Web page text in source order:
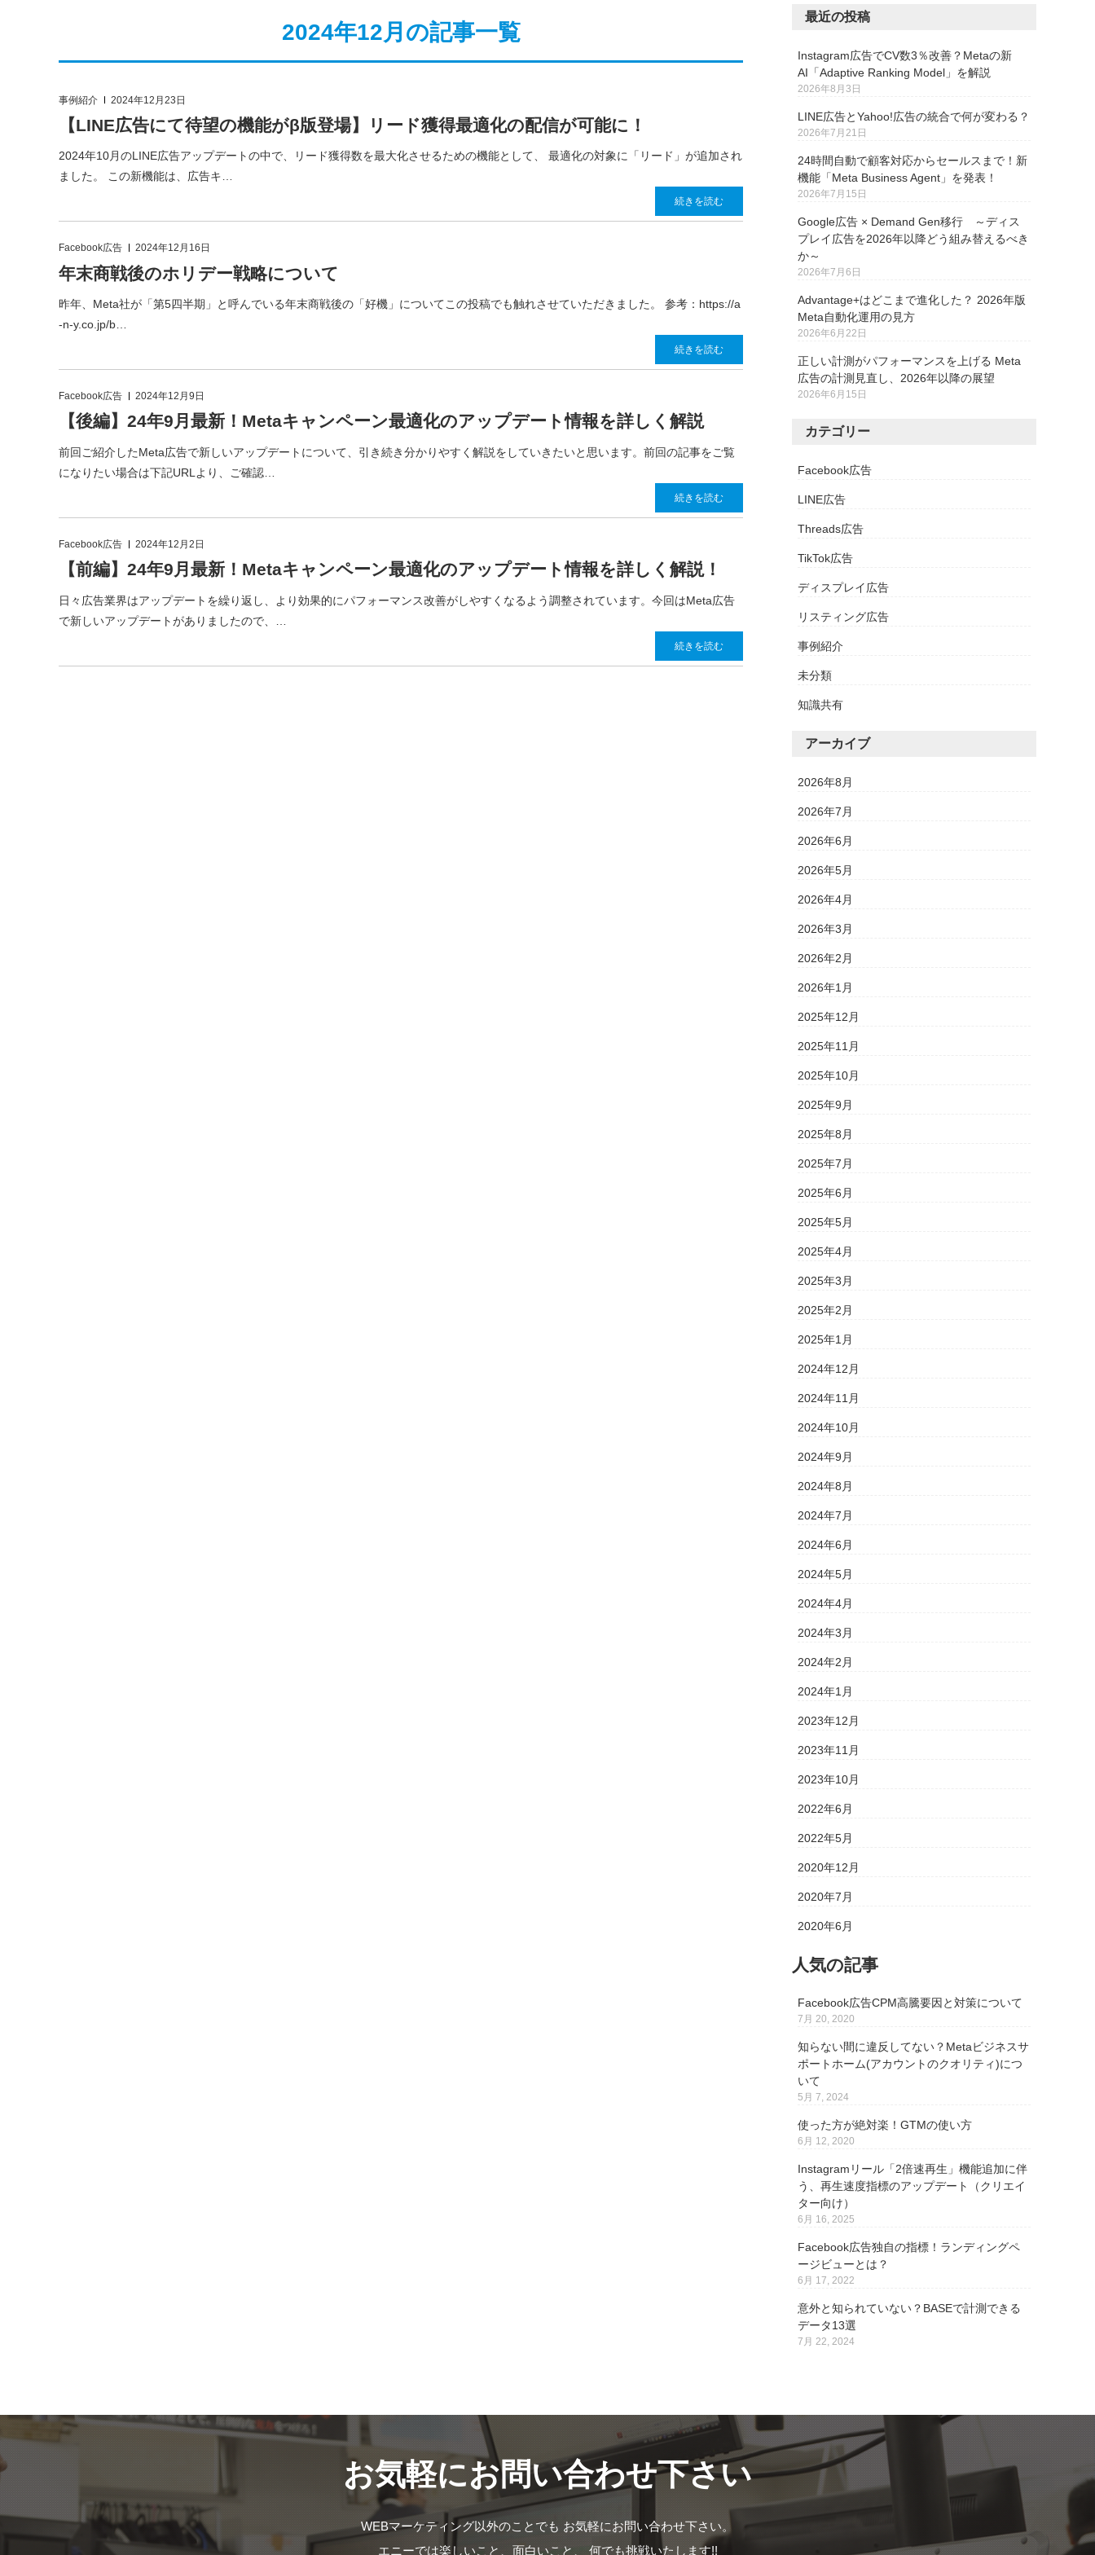
2024年12月の記事一覧
事例紹介 2024年12月23日
【LINE広告にて待望の機能がβ版登場】リード獲得最適化の配信が可能に！
2024年10月のLINE広告アップデートの中で、リード獲得数を最大化させるための機能として、 最適化の対象に「リード」が追加され
ました。 この新機能は、広告キ…
続きを読む
Facebook広告 2024年12月16日
年末商戦後のホリデー戦略について
昨年、Meta社が「第5四半期」と呼んでいる年末商戦後の「好機」についてこの投稿でも触れさせていただきました。 参考：https://a
-n-y.co.jp/b…
続きを読む
Facebook広告 2024年12月9日
【後編】24年9月最新！Metaキャンペーン最適化のアップデート情報を詳しく解説
前回ご紹介したMeta広告で新しいアップデートについて、引き続き分かりやすく解説をしていきたいと思います。前回の記事をご覧
になりたい場合は下記URLより、ご確認…
続きを読む
Facebook広告 2024年12月2日
【前編】24年9月最新！Metaキャンペーン最適化のアップデート情報を詳しく解説！
日々広告業界はアップデートを繰り返し、より効果的にパフォーマンス改善がしやすくなるよう調整されています。今回はMeta広告
で新しいアップデートがありましたので、…
続きを読む
最近の投稿
Instagram広告でCV数3％改善？Metaの新
AI「Adaptive Ranking Model」を解説
2026年8月3日
LINE広告とYahoo!広告の統合で何が変わる？
2026年7月21日
24時間自動で顧客対応からセールスまで！新
機能「Meta Business Agent」を発表！
2026年7月15日
Google広告 × Demand Gen移行 ～ディス
プレイ広告を2026年以降どう組み替えるべき
か～
2026年7月6日
Advantage+はどこまで進化した？ 2026年版
Meta自動化運用の見方
2026年6月22日
正しい計測がパフォーマンスを上げる Meta
広告の計測見直し、2026年以降の展望
2026年6月15日
カテゴリー
Facebook広告
LINE広告
Threads広告
TikTok広告
ディスプレイ広告
リスティング広告
事例紹介
未分類
知識共有
アーカイブ
2026年8月
2026年7月
2026年6月
2026年5月
2026年4月
2026年3月
2026年2月
2026年1月
2025年12月
2025年11月
2025年10月
2025年9月
2025年8月
2025年7月
2025年6月
2025年5月
2025年4月
2025年3月
2025年2月
2025年1月
2024年12月
2024年11月
2024年10月
2024年9月
2024年8月
2024年7月
2024年6月
2024年5月
2024年4月
2024年3月
2024年2月
2024年1月
2023年12月
2023年11月
2023年10月
2022年6月
2022年5月
2020年12月
2020年7月
2020年6月
人気の記事
Facebook広告CPM高騰要因と対策について
7月 20, 2020
知らない間に違反してない？Metaビジネスサ
ポートホーム(アカウントのクオリティ)につ
いて
5月 7, 2024
使った方が絶対楽！GTMの使い方
6月 12, 2020
Instagramリール「2倍速再生」機能追加に伴
う、再生速度指標のアップデート（クリエイ
ター向け）
6月 16, 2025
Facebook広告独自の指標！ランディングペ
ージビューとは？
6月 17, 2022
意外と知られていない？BASEで計測できる
データ13選
7月 22, 2024
お気軽にお問い合わせ下さい
WEBマーケティング以外のことでも お気軽にお問い合わせ下さい。
エニーでは楽しいこと、面白いこと、
何でも挑戦いたします!!